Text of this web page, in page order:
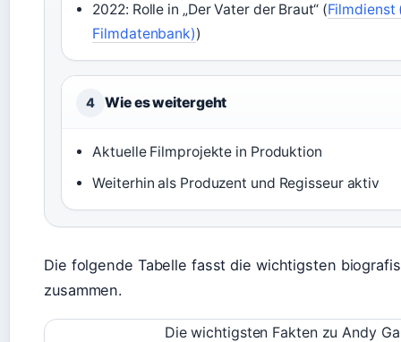
2022: Rolle in „Der Vater der Braut“ (Filmdienst
Filmdatenbank))
4 Wie es weitergeht
Aktuelle Filmprojekte in Produktion
Weiterhin als Produzent und Regisseur aktiv
Die folgende Tabelle fasst die wichtigsten
zusammen.
Die wichtigsten Fakten zu Andy